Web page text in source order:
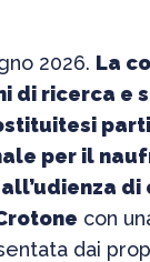
2026. La
di ricerca e
per il
di
con
dai